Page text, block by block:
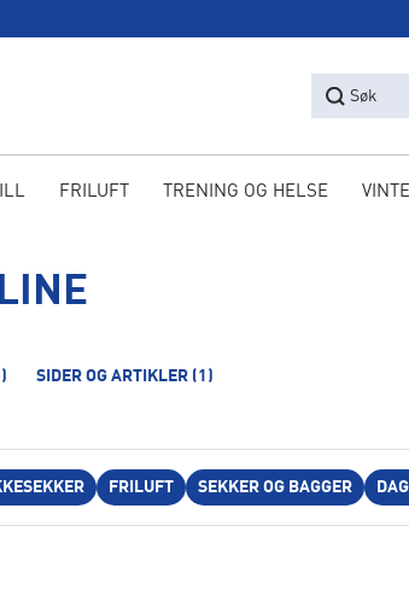
Søk
FRILUFT TRENING OG HELSE
SIDER OG ARTIKLER (1)
FRILUFT SEKKER OG BAGGER